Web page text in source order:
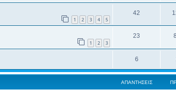
1 2 3 4 5
42
1 2 3
23
6
ΑΠΑΝΤΉΣΕΙΣ